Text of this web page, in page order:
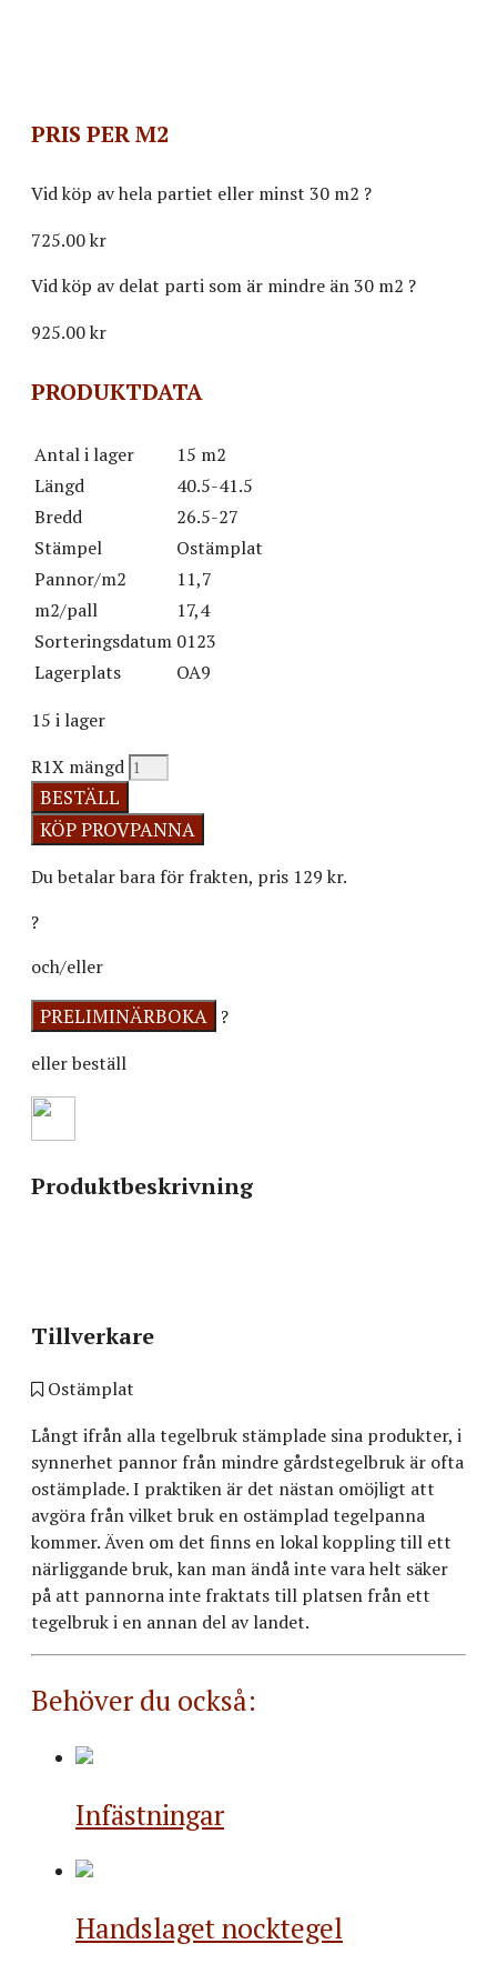
PRIS PER M2
Vid köp av hela partiet eller minst 30 m2 ?
725.00 kr
Vid köp av delat parti som är mindre än 30 m2 ?
925.00kr
PRODUKTDATA
Antal i lager
15 m2
Längd
40.5-41.5
Bredd
26.5-27
Stämpel
Ostämplat
Pannor/m2
11,7
m2/pall
17,4
Sorteringsdatum 0123
Lagerplats
OA9
15 i lager
R1X mängd
BESTÄLL
Du betalar bara för frakten, pris 129 kr.
?
och/eller
?
eller beställ
Produktbeskrivning
Tillverkare
Ostämplat
Långt ifrån alla tegelbruk stämplade sina produkter, i
synnerhet pannor från mindre gårdstegelbruk är ofta
ostämplade. I praktiken är det nästan omöjligt att
avgöra från vilket bruk en ostämplad tegelpanna
kommer. Även om det finns en lokal koppling till ett
närliggande bruk, kan man ändå inte vara helt säker
på att pannorna inte fraktats till platsen från ett
tegelbruk i en annan del av landet.
Behöver du också:
Infästningar
Handslaget nocktegel